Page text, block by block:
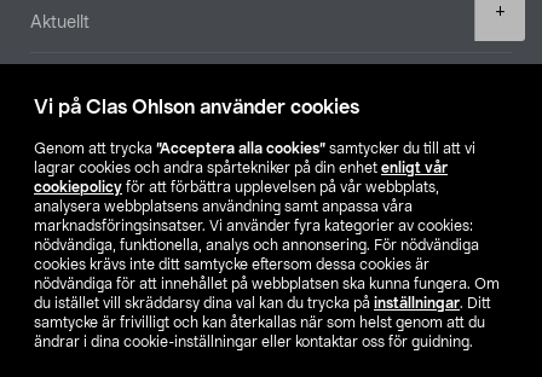
Vi på Clas Ohlson använder cookies
Genom att trycka ”Acceptera alla cookies” samtycker du till att vi
lagrar cookies och andra spårtekniker på din enhet enligt vår
cookiepolicy för att förbättra upplevelsen på vår webbplats,
analysera webbplatsens användning samt anpassa våra
marknadsföringsinsatser. Vi använder fyra kategorier av cookies:
nödvändiga, funktionella, analys och annonsering. För nödvändiga
cookies krävs inte ditt samtycke eftersom dessa cookies är
nödvändiga för att innehållet på webbplatsen ska kunna fungera. Om
du istället vill skräddarsy dina val kan du trycka på inställningar. Ditt
samtycke är frivilligt och kan återkallas när som helst genom att du
ändrar i dina cookie-inställningar eller kontaktar oss för guidning.
+
Aktuellt
Hitta butik
SE NO FI